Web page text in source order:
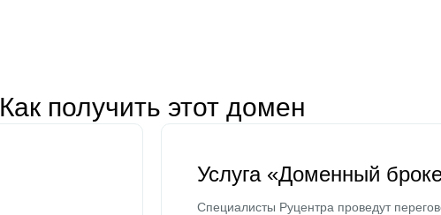
Как получить этот домен
Услуга «Доменный
Специалисты Руцентра проведут